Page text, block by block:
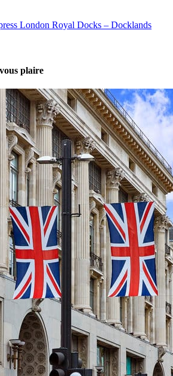
London Royal Docks – Docklands
plaire